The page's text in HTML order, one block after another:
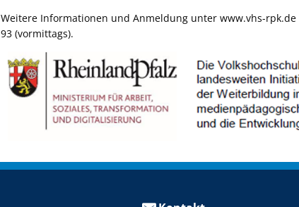
Weitere Informationen und Anmeldung unter www.vhs-
93 (vormittags).